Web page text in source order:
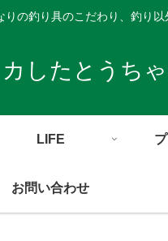
の釣り具のこだわり、釣り
したとうち
LIFE
お問い合わせ